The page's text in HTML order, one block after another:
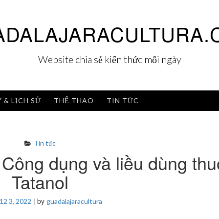
Website chia sẻ kiến thức mỗi ngày
& LỊCH SỬ THỂ THAO TIN TỨC
Tin tức
dụng và liều dùng
Tatanol
3, 2022 | by guadalajaracultura